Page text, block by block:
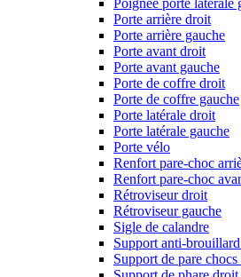
Poignée porte latérale
Porte arrière droit
Porte arrière gauche
Porte avant droit
Porte avant gauche
Porte de coffre droit
Porte de coffre gauche
Porte latérale droit
Porte latérale gauche
Porte vélo
Renfort pare-choc
Renfort pare-choc
Rétroviseur droit
Rétroviseur gauche
Sigle de calandre
Support anti-
Support de pare chocs